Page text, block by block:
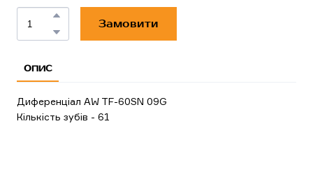
Замовити
ОПИС
Диференціал AW TF-60SN 09G
Кількість зубів - 61